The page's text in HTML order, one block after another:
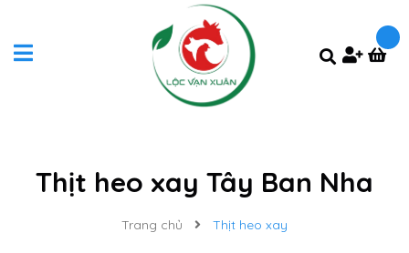
Thịt heo xay Tây Ban Nha
Trang chủ Thịt heo xay